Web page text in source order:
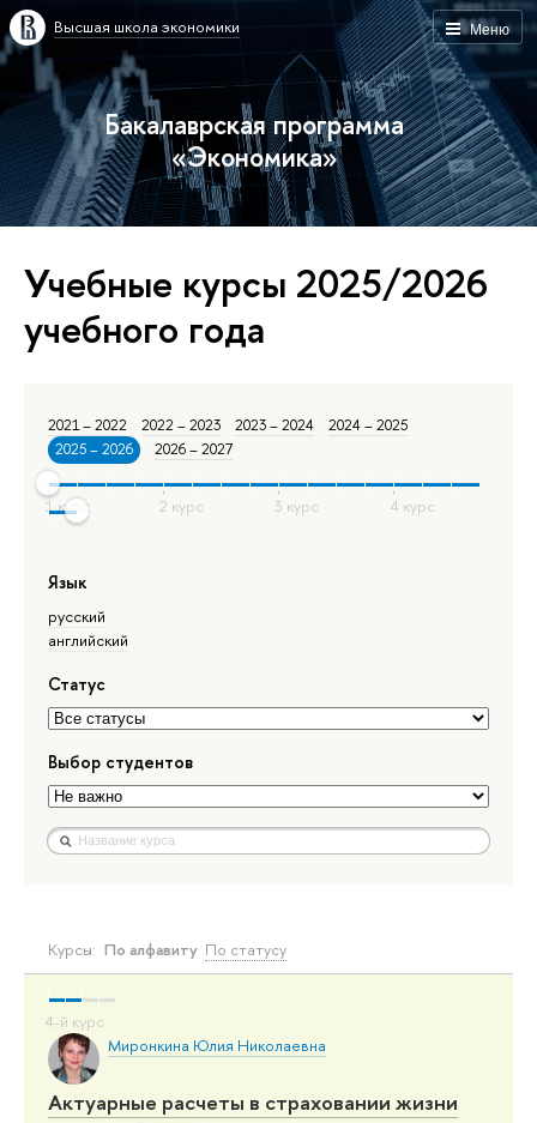
Меню
Высшая школа экономики
Бакалаврская программа
«Экономика»
Учебные курсы 2025/2026
учебного года
2021 – 2022 2022 – 2023 2023 – 2024
2024 – 2025
2025 – 2026
2026 – 2027
Язык
русский
английский
Статус
Выбор студентов
Курсы: По алфавиту По статусу
Миронкина Юлия Николаевна
Актуарные расчеты в страховании жизни